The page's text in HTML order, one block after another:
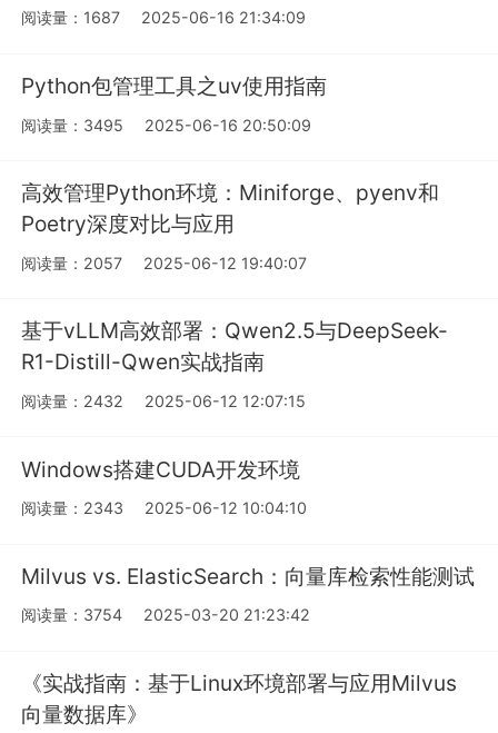
阅读量：1687 2025-06-16 21:34:09
Python包管理工具之uv使用指南
阅读量：3495 2025-06-16 20:50:09
高效管理Python环境：Miniforge、pyenv和
Poetry深度对比与应用
阅读量：2057 2025-06-12 19:40:07
基于vLLM高效部署：Qwen2.5与DeepSeek-
R1-Distill-Qwen实战指南
阅读量：2432 2025-06-12 12:07:15
Windows搭建CUDA开发环境
阅读量：2343 2025-06-12 10:04:10
Milvus vs. ElasticSearch：向量库检索性能测试
阅读量：3754 2025-03-20 21:23:42
《实战指南：基于Linux环境部署与应用Milvus
向量数据库》